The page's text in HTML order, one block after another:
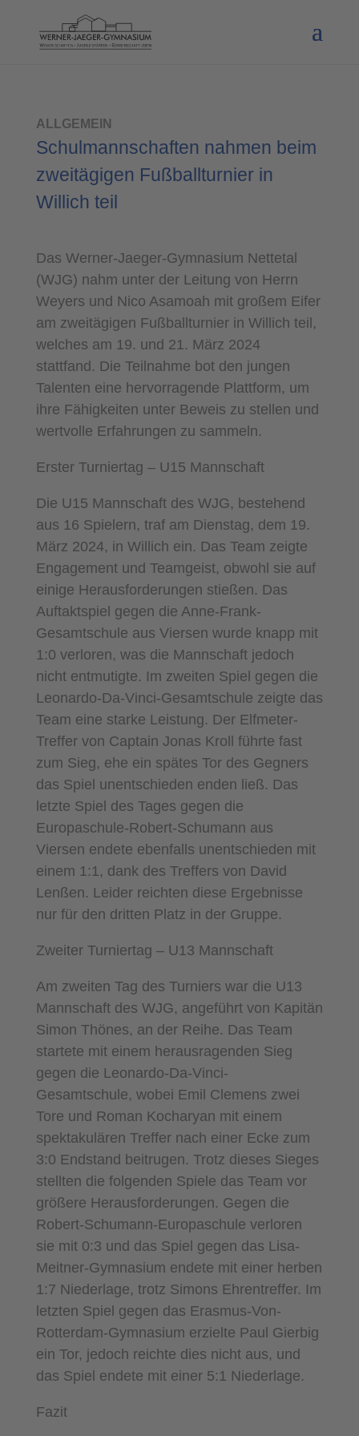
ALLGEMEIN
Schulmannschaften nahmen beim
zweitägigen Fußballturnier in
Willich teil
Das Werner-Jaeger-Gymnasium Nettetal
(WJG) nahm unter der Leitung von Herrn
Weyers und Nico Asamoah mit großem Eifer
am zweitägigen Fußballturnier in Willich teil,
welches am 19. und 21. März 2024
stattfand. Die Teilnahme bot den jungen
Talenten eine hervorragende Plattform, um
ihre Fähigkeiten unter Beweis zu stellen und
wertvolle Erfahrungen zu sammeln.
Erster Turniertag – U15 Mannschaft
Die U15 Mannschaft des WJG, bestehend
aus 16 Spielern, traf am Dienstag, dem 19.
März 2024, in Willich ein. Das Team zeigte
Engagement und Teamgeist, obwohl sie auf
einige Herausforderungen stießen. Das
Auftaktspiel gegen die Anne-Frank-
Gesamtschule aus Viersen wurde knapp mit
1:0 verloren, was die Mannschaft jedoch
nicht entmutigte. Im zweiten Spiel gegen die
Leonardo-Da-Vinci-Gesamtschule zeigte das
Team eine starke Leistung. Der Elfmeter-
Treffer von Captain Jonas Kroll führte fast
zum Sieg, ehe ein spätes Tor des Gegners
das Spiel unentschieden enden ließ. Das
letzte Spiel des Tages gegen die
Europaschule-Robert-Schumann aus
Viersen endete ebenfalls unentschieden mit
einem 1:1, dank des Treffers von David
Lenßen. Leider reichten diese Ergebnisse
nur für den dritten Platz in der Gruppe.
Zweiter Turniertag – U13 Mannschaft
Am zweiten Tag des Turniers war die U13
Mannschaft des WJG, angeführt von Kapitän
Simon Thönes, an der Reihe. Das Team
startete mit einem herausragenden Sieg
gegen die Leonardo-Da-Vinci-
Gesamtschule, wobei Emil Clemens zwei
Tore und Roman Kocharyan mit einem
spektakulären Treffer nach einer Ecke zum
3:0 Endstand beitrugen. Trotz dieses Sieges
stellten die folgenden Spiele das Team vor
größere Herausforderungen. Gegen die
Robert-Schumann-Europaschule verloren
sie mit 0:3 und das Spiel gegen das Lisa-
Meitner-Gymnasium endete mit einer herben
1:7 Niederlage, trotz Simons Ehrentreffer. Im
letzten Spiel gegen das Erasmus-Von-
Rotterdam-Gymnasium erzielte Paul Gierbig
ein Tor, jedoch reichte dies nicht aus, und
das Spiel endete mit einer 5:1 Niederlage.
Fazit